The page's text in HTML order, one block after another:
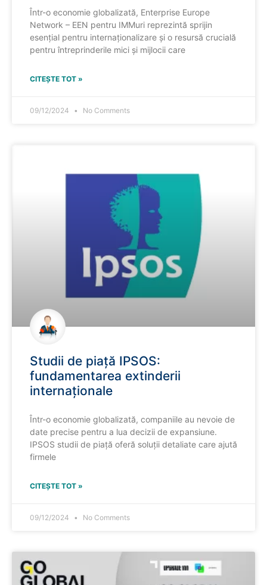
Într-o economie globalizată, Enterprise Europe
Network – EEN pentru IMMuri reprezintă sprijin
esențial pentru internaționalizare și o resursă crucială
pentru întreprinderile mici și mijlocii care
CITEȘTE TOT »
09/12/2024 No Comments
Studii de piață IPSOS:
fundamentarea extinderii
internaționale
Într-o economie globalizată, companiile au nevoie de
date precise pentru a lua decizii de expansiune.
IPSOS studii de piață oferă soluții detaliate care ajută
firmele
CITEȘTE TOT »
09/12/2024 No Comments